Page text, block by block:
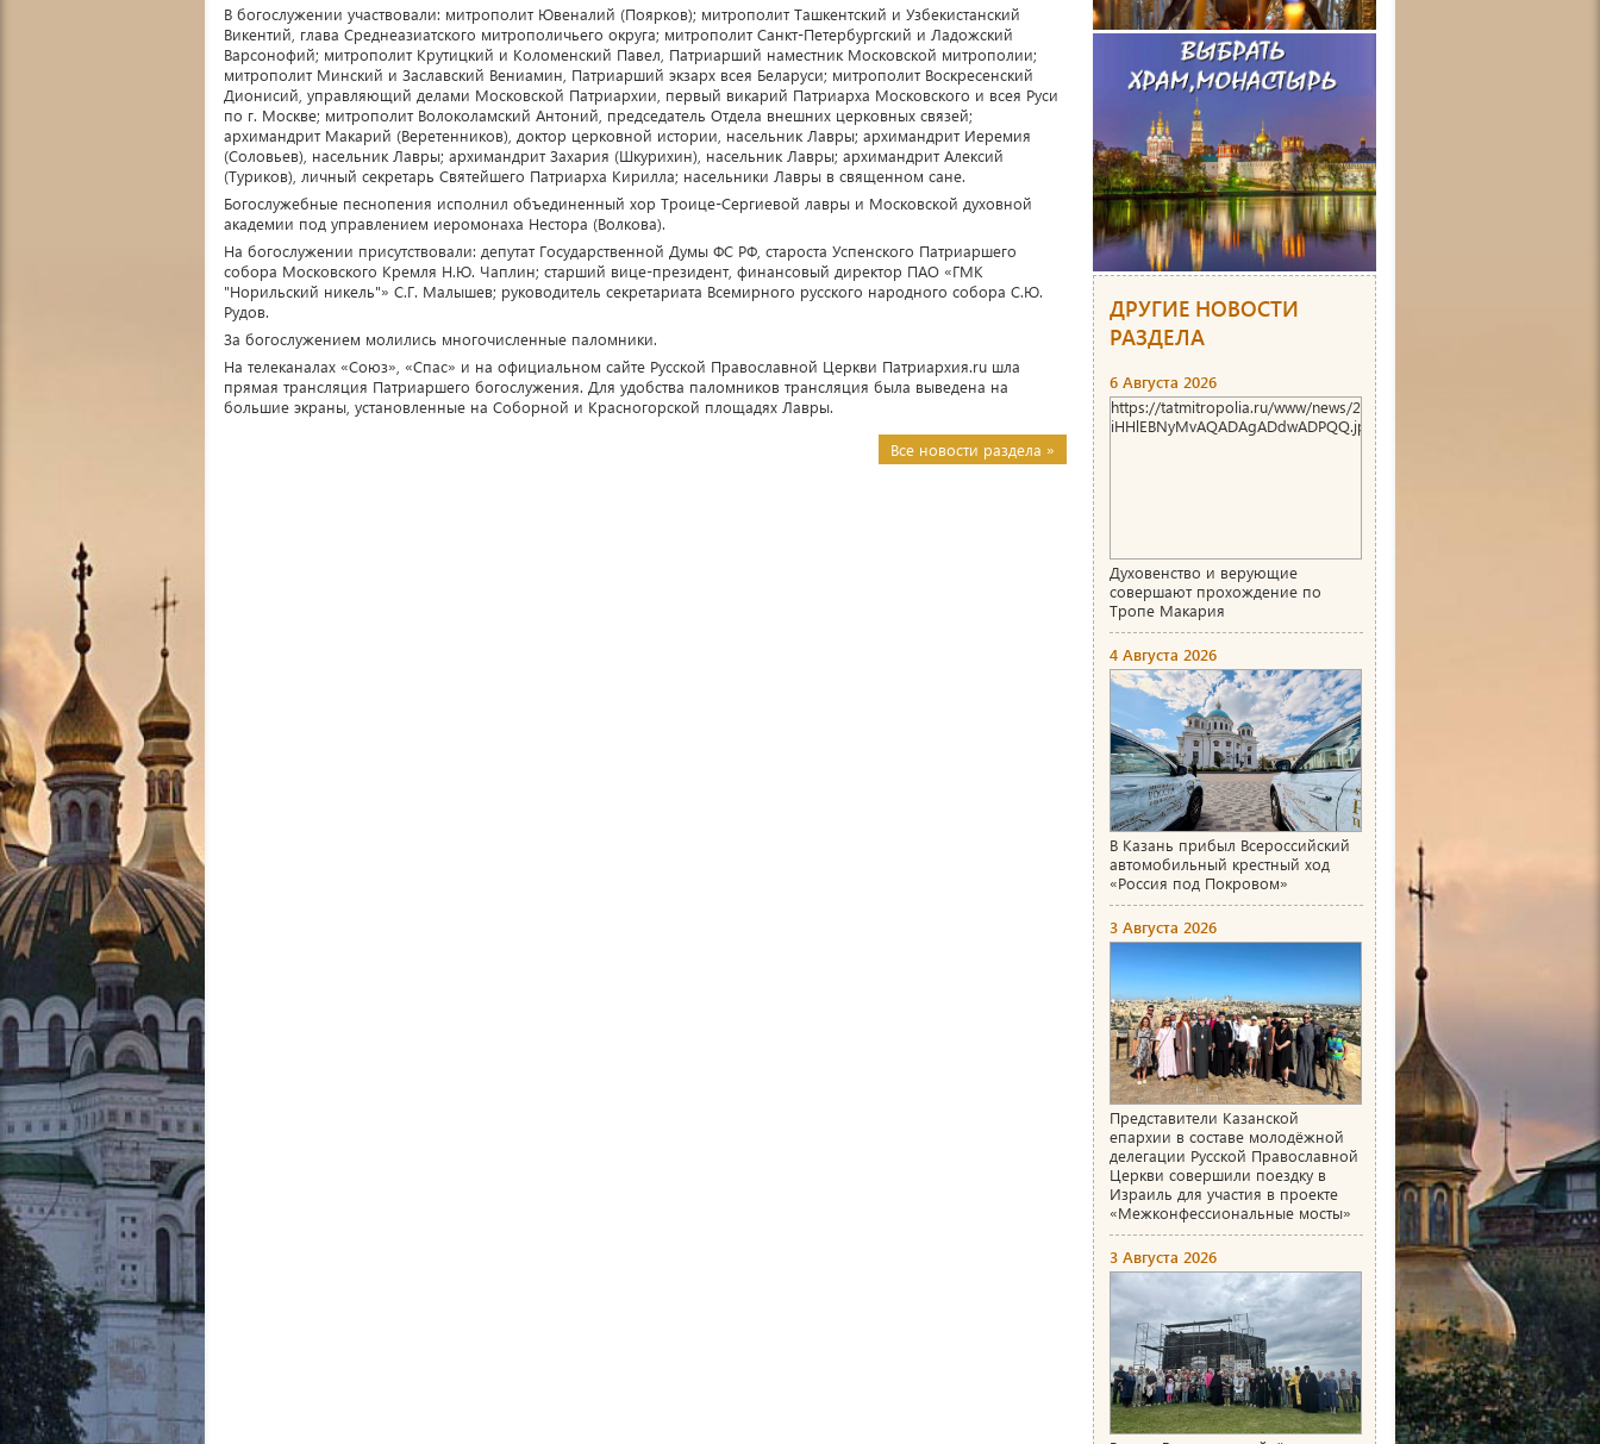
В богослужении участвовали: митрополит Ювеналий (Поярков); митрополит Ташкентский и Узбекистанский
Викентий, глава Среднеазиатского митрополичьего округа; митрополит Санкт-Петербургский и Ладожский
Варсонофий; митрополит Крутицкий и Коломенский Павел, Патриарший наместник Московской митрополии;
митрополит Минский и Заславский Вениамин, Патриарший экзарх всея Беларуси; митрополит Воскресенский
Дионисий, управляющий делами Московской Патриархии, первый викарий Патриарха Московского и всея Руси
по г. Москве; митрополит Волоколамский Антоний, председатель Отдела внешних церковных связей;
архимандрит Макарий (Веретенников), доктор церковной истории, насельник Лавры; архимандрит Иеремия
(Соловьев), насельник Лавры; архимандрит Захария (Шкурихин), насельник Лавры; архимандрит Алексий
(Туриков), личный секретарь Святейшего Патриарха Кирилла; насельники Лавры в священном сане.
Богослужебные песнопения исполнил объединенный хор Троице-Сергиевой лавры и Московской духовной
академии под управлением иеромонаха Нестора (Волкова).
На богослужении присутствовали: депутат Государственной Думы ФС РФ, староста Успенского Патриаршего
собора Московского Кремля Н.Ю. Чаплин; старший вице-президент, финансовый директор ПАО «ГМК
"Норильский никель"» С.Г. Малышев; руководитель секретариата Всемирного русского народного собора С.Ю.
Рудов.
За богослужением молились многочисленные паломники.
На телеканалах «Союз», «Спас» и на официальном сайте Русской Православной Церкви Патриархия.ru шла
прямая трансляция Патриаршего богослужения. Для удобства паломников трансляция была выведена на
большие экраны, установленные на Соборной и Красногорской площадях Лавры.
Все новости раздела »
ДРУГИЕ НОВОСТИ
РАЗДЕЛА
6 Августа 2026
https://tatmitropolia.ru/www/news/2026/8/
iHHlEBNyMvAQADAgADdwADPQQ.jpg
Духовенство и верующие
совершают прохождение по
Тропе Макария
4 Августа 2026
В Казань прибыл Всероссийский
автомобильный крестный ход
«Россия под Покровом»
3 Августа 2026
Представители Казанской
епархии в составе молодёжной
делегации Русской Православной
Церкви совершили поездку в
Израиль для участия в проекте
«Межконфессиональные мосты»
3 Августа 2026